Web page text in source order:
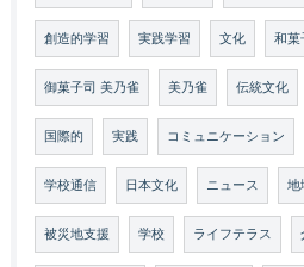
創造的学習 実践学習 文化 和菓
御菓子司 美乃雀 美乃雀 伝統文化
国際的 実践 コミュニケーション
学校通信 日本文化 ニュース 地
被災地支援 学校 ライフテラス